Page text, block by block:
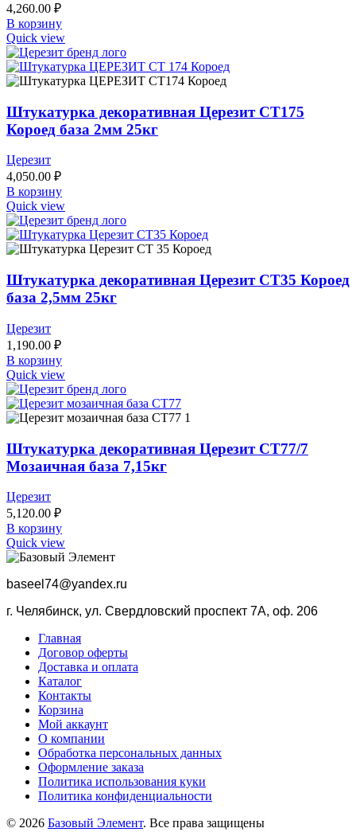
4,260.00 ₽
В корзину
Quick view
Штукатурка декоративная Церезит CT175
Короед база 2мм 25кг
Церезит
4,050.00 ₽
В корзину
Quick view
Штукатурка декоративная Церезит CT35 Короед
база 2,5мм 25кг
Церезит
1,190.00 ₽
В корзину
Quick view
Штукатурка декоративная Церезит CT77/7
Мозаичная база 7,15кг
Церезит
5,120.00 ₽
В корзину
Quick view
baseel74@yandex.ru
г. Челябинск, ул. Свердловский проспект 7А, оф. 206
Главная
Договор оферты
Доставка и оплата
Каталог
Контакты
Корзина
Мой аккаунт
О компании
Обработка персональных данных
Оформление заказа
Политика использования куки
Политика конфиденциальности
© 2026 Базовый Элемент. Все права защищены